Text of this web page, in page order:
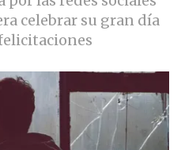
celebrar su gran día